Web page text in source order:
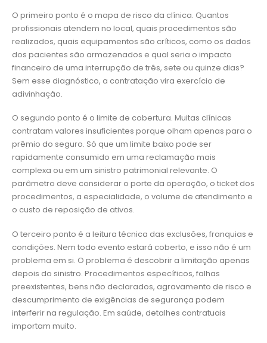
O primeiro ponto é o mapa de risco da clínica. Quantos
profissionais atendem no local, quais procedimentos são
realizados, quais equipamentos são críticos, como os dados
dos pacientes são armazenados e qual seria o impacto
financeiro de uma interrupção de três, sete ou quinze dias?
Sem esse diagnóstico, a contratação vira exercício de
adivinhação.
O segundo ponto é o limite de cobertura. Muitas clínicas
contratam valores insuficientes porque olham apenas para o
prêmio do seguro. Só que um limite baixo pode ser
rapidamente consumido em uma reclamação mais
complexa ou em um sinistro patrimonial relevante. O
parâmetro deve considerar o porte da operação, o ticket dos
procedimentos, a especialidade, o volume de atendimento e
o custo de reposição de ativos.
O terceiro ponto é a leitura técnica das exclusões, franquias e
condições. Nem todo evento estará coberto, e isso não é um
problema em si. O problema é descobrir a limitação apenas
depois do sinistro. Procedimentos específicos, falhas
preexistentes, bens não declarados, agravamento de risco e
descumprimento de exigências de segurança podem
interferir na regulação. Em saúde, detalhes contratuais
importam muito.